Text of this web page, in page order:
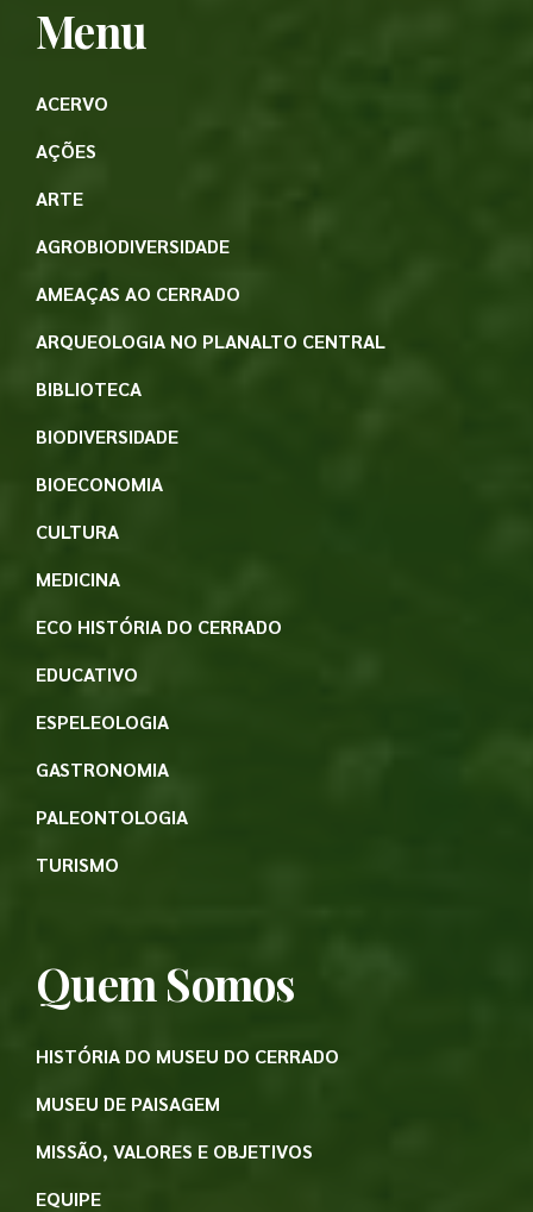
Menu
ACERVO
AÇÕES
ARTE
AGROBIODIVERSIDADE
AMEAÇAS AO CERRADO
ARQUEOLOGIA NO PLANALTO CENTRAL
BIBLIOTECA
BIODIVERSIDADE
BIOECONOMIA
CULTURA
MEDICINA
ECO HISTÓRIA DO CERRADO
EDUCATIVO
ESPELEOLOGIA
GASTRONOMIA
PALEONTOLOGIA
TURISMO
Quem Somos
HISTÓRIA DO MUSEU DO CERRADO
MUSEU DE PAISAGEM
MISSÃO, VALORES E OBJETIVOS
EQUIPE